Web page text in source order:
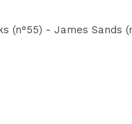
(n°55) - James Sands